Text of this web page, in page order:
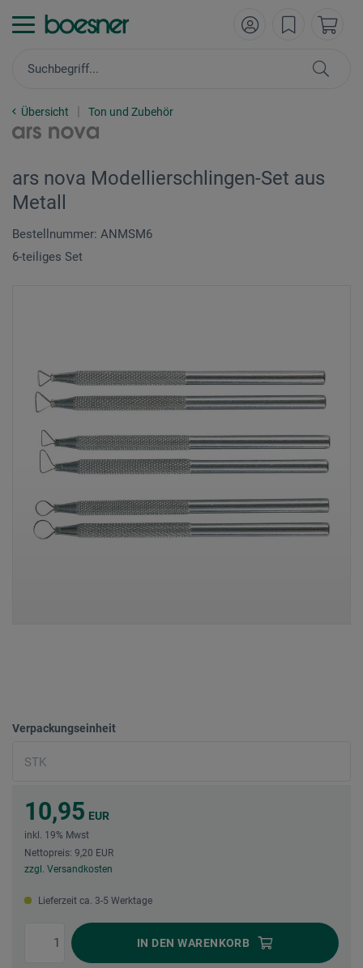
Übersicht Ton und Zubehör
ars nova Modellierschlingen-Set aus
Metall
Bestellnummer: ANMSM6
6-teiliges Set
Verpackungseinheit
10,95 EUR
inkl. 19% Mwst
Nettopreis: 9,20 EUR
zzgl. Versandkosten
Lieferzeit ca. 3-5 Werktage
IN DEN WARENKORB